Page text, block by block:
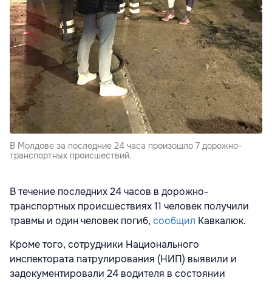
В Молдове за последние 24 часа произошло 7 дорожно-
транспортных происшествий.
В течение последних 24 часов в дорожно-
транспортных происшествиях 11 человек получили
травмы и один человек погиб, сообщил Кавкалюк.
Кроме того, сотрудники Национального
инспектората патрулирования (НИП) выявили и
задокументировали 24 водителя в состоянии